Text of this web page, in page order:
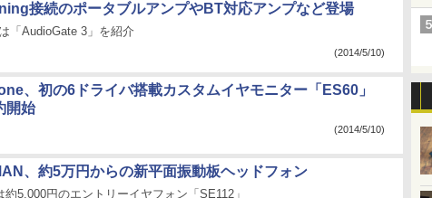
接続のポータブルアンプやBT対応アンプなど登場
「AudioGate 3」を紹介
(2014/5/10)
、初の6ドライバ搭載カスタムイヤモニター「ES60」
開始
(2014/5/10)
、約5万円からの新平面振動板ヘッドフォン
約5,000円のエントリーイヤフォン「SE112」